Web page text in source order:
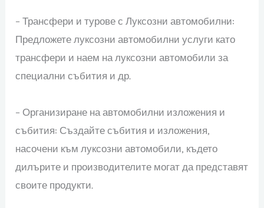
– Трансфери и турове с Луксозни автомобилни:
Предложете луксозни автомобилни услуги като
трансфери и наем на луксозни автомобили за
специални събития и др.
– Организиране на автомобилни изложения и
събития: Създайте събития и изложения,
насочени към луксозни автомобили, където
дилърите и производителите могат да представят
своите продукти.